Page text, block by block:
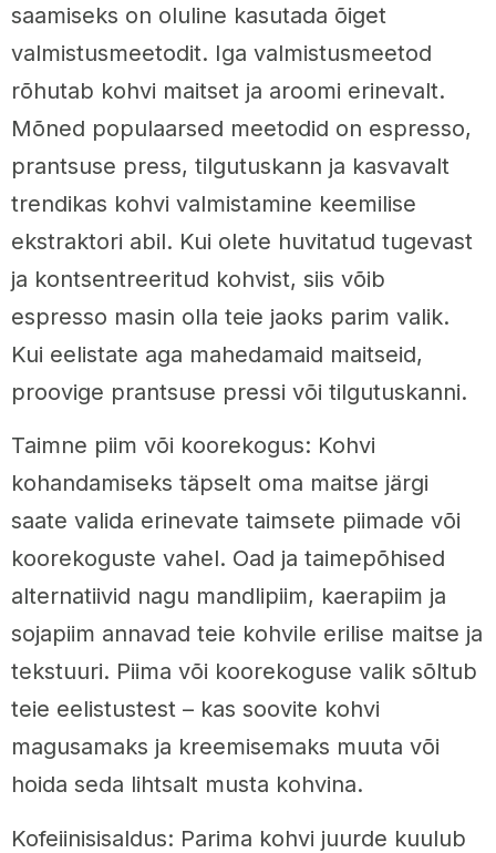
saamiseks on oluline kasutada õiget
valmistusmeetodit. Iga valmistusmeetod
rõhutab kohvi maitset ja aroomi erinevalt.
Mõned populaarsed meetodid on espresso,
prantsuse press, tilgutuskann ja kasvavalt
trendikas kohvi valmistamine keemilise
ekstraktori abil. Kui olete huvitatud tugevast
ja kontsentreeritud kohvist, siis võib
espresso masin olla teie jaoks parim valik.
Kui eelistate aga mahedamaid maitseid,
proovige prantsuse pressi või tilgutuskanni.
Taimne piim või koorekogus: Kohvi
kohandamiseks täpselt oma maitse järgi
saate valida erinevate taimsete piimade või
koorekoguste vahel. Oad ja taimepõhised
alternatiivid nagu mandlipiim, kaerapiim ja
sojapiim annavad teie kohvile erilise maitse ja
tekstuuri. Piima või koorekoguse valik sõltub
teie eelistustest – kas soovite kohvi
magusamaks ja kreemisemaks muuta või
hoida seda lihtsalt musta kohvina.
Kofeiinisisaldus: Parima kohvi juurde kuulub